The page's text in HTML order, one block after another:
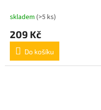
skladem (>5 ks)
209 Kč
Do košíku